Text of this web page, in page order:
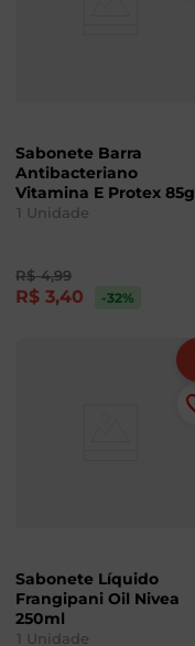
Sabonete Barra
Antibacteriano
Vitamina E Protex 85g
1 Unidade
R$ 4,99
R$ 3,40 -32%
Sabonete Líquido
Frangipani Oil Nivea
250ml
1 Unidade